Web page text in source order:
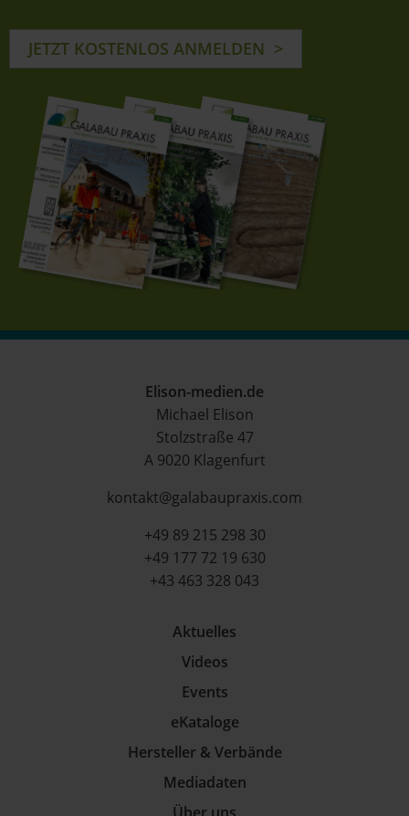
JETZT KOSTENLOS ANMELDEN
Elison-medien.de
Michael Elison
Stolzstraße 47
A 9020 Klagenfurt
kontakt@galabaupraxis.com
+49 89 215 298 30
+49 177 72 19 630
+43 463 328 043
Aktuelles
Videos
Events
eKataloge
Hersteller & Verbände
Mediadaten